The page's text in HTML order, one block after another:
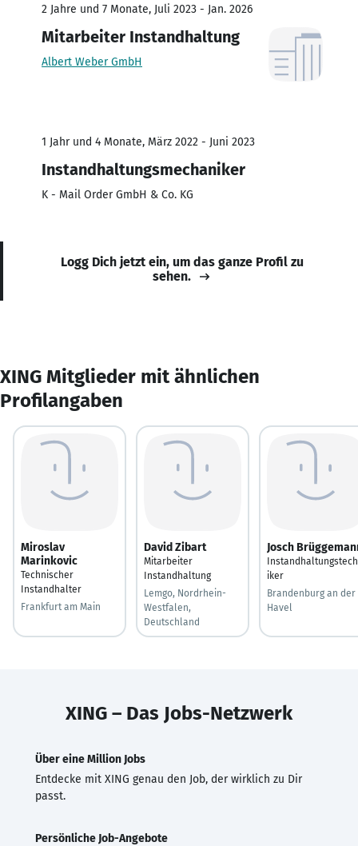
2 Jahre und 7 Monate, Juli 2023 - Jan. 2026
Mitarbeiter Instandhaltung
Albert Weber GmbH
1 Jahr und 4 Monate, März 2022 - Juni 2023
Instandhaltungsmechaniker
K - Mail Order GmbH & Co. KG
Logg Dich jetzt ein, um das ganze Profil zu
sehen.
XING Mitglieder mit ähnlichen
Profilangaben
Miroslav
Marinkovic
Technischer
Instandhalter
Frankfurt am Main
David Zibart
Mitarbeiter
Instandhaltung
Lemgo, Nordrhein-
Westfalen,
Deutschland
Josch
iker
Brandenburg an der
Havel
XING – Das Jobs-Netzwerk
Über eine Million Jobs
Entdecke mit XING genau den Job, der wirklich zu Dir
passt.
Persönliche Job-Angebote